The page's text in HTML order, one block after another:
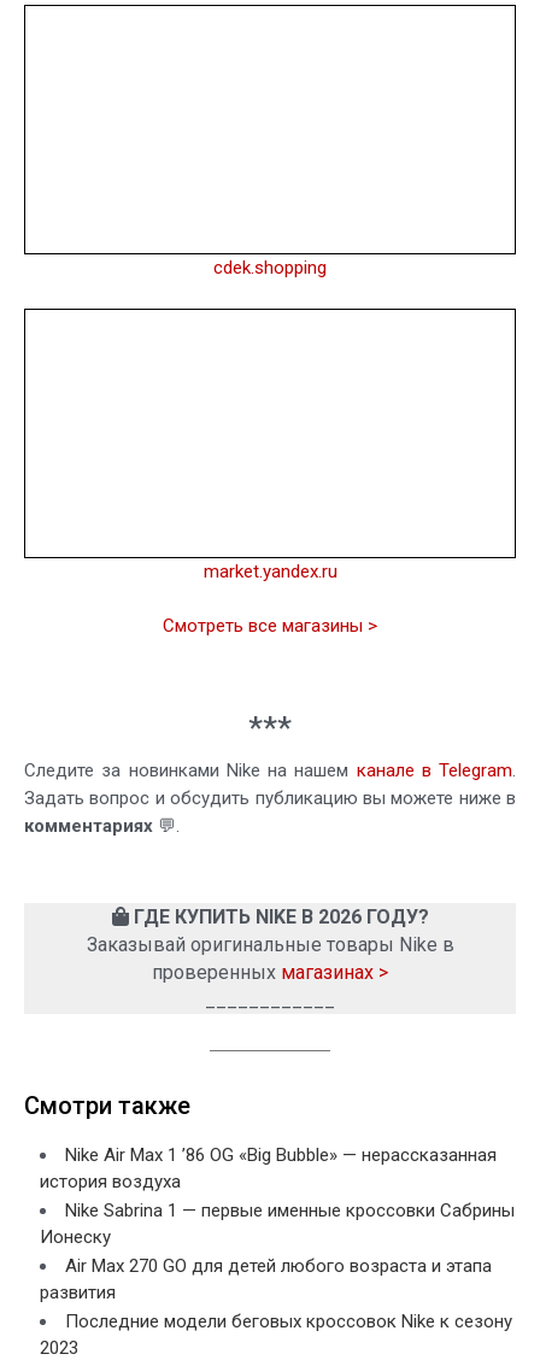
cdek.shopping
market.yandex.ru
Смотреть все магазины >
***
Следите за новинками Nike на нашем канале в Telegram
Задать вопрос и обсудить публикацию вы можете ниже в
комментариях 💬.
ГДЕ КУПИТЬ NIKE В 2026 ГОДУ?
Заказывай оригинальные товары Nike в
проверенных магазинах >
Смотри также
Nike Air Max 1 ’86 OG «Big Bubble» — нерассказанная
история воздуха
Nike Sabrina 1 — первые именные кроссовки Сабрины
Ионеску
Air Max 270 GO для детей любого возраста и этапа
развития
Последние модели беговых кроссовок Nike к сезону
2023